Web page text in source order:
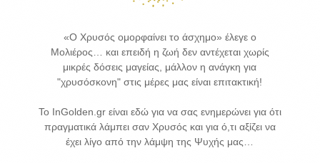
«Ο Χρυσός ομορφαίνει το άσχημο» έλεγε ο
Μολιέρος… και επειδή η ζωή δεν αντέχεται χωρίς
μικρές δόσεις μαγείας, μάλλον η ανάγκη για
"χρυσόσκονη" στις μέρες μας είναι επιτακτική!
Το InGolden.gr είναι εδώ για να σας ενημερώνει για ότι
πραγματικά λάμπει σαν Χρυσός και για ό,τι αξίζει να
έχει λίγο από την λάμψη της Ψυχής μας…